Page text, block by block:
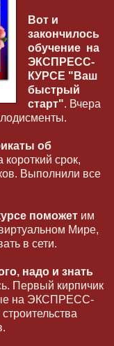
Вот и
закончилось
обучение на
ЭКСПРЕСС-
КУРСЕ "Ваш
быстрый
старт". Вчера
об
короткий срок,
Выполнили все
поможет им
Мире,
в сети.
надо и знать
Первый кирпичик
на ЭКСПРЕСС-